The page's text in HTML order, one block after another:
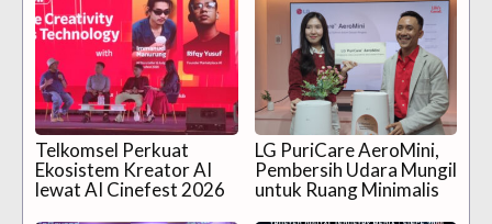
Telkomsel Perkuat
Ekosistem Kreator AI
lewat AI Cinefest 2026
LG PuriCare AeroMini,
Pembersih Udara Mungil
untuk Ruang Minimalis